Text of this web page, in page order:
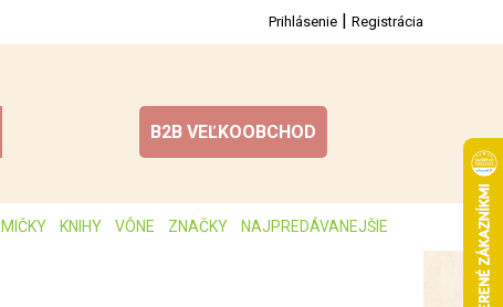
Prihlásenie | Registrácia
B2B VEĽKOOBCHOD
KNIHY VÔNE ZNAČKY NAJPREDÁVANEJŠIE